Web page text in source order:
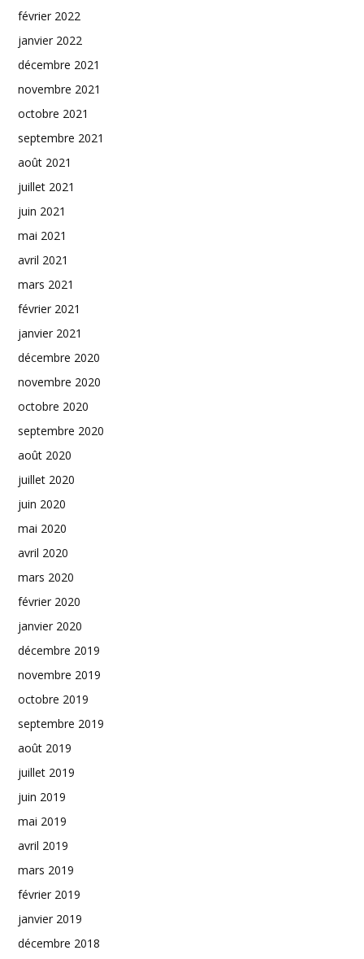
février 2022
janvier 2022
décembre 2021
novembre 2021
octobre 2021
septembre 2021
août 2021
juillet 2021
juin 2021
mai 2021
avril 2021
mars 2021
février 2021
janvier 2021
décembre 2020
novembre 2020
octobre 2020
septembre 2020
août 2020
juillet 2020
juin 2020
mai 2020
avril 2020
mars 2020
février 2020
janvier 2020
décembre 2019
novembre 2019
octobre 2019
septembre 2019
août 2019
juillet 2019
juin 2019
mai 2019
avril 2019
mars 2019
février 2019
janvier 2019
décembre 2018